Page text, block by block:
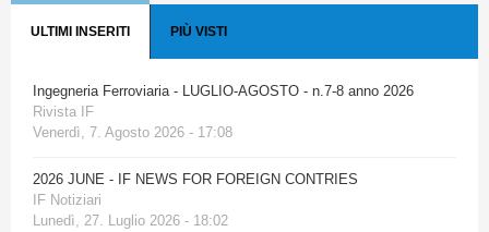
ULTIMI INSERITI PIÙ VISTI
Ingegneria Ferroviaria - LUGLIO-AGOSTO - n.7-8 anno 2026
Rivista IF
Venerdì, 7. Agosto 2026 - 17:08
2026 JUNE - IF NEWS FOR FOREIGN CONTRIES
IF Notiziari
Lunedì, 27. Luglio 2026 - 18:02